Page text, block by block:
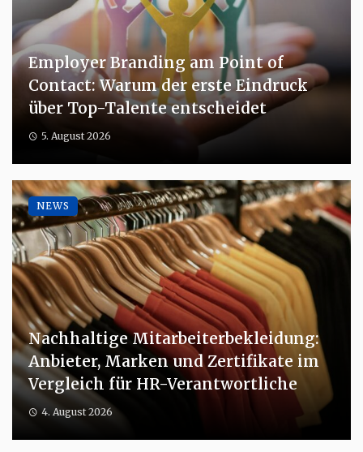
Employer Branding am Point of
Contact: Warum der erste Eindruck
über Top-Talente entscheidet
5. August 2026
Nachhaltige Mitarbeiterbekleidung:
Anbieter, Marken und Zertifikate im
Vergleich für HR-Verantwortliche
4. August 2026
NEWS